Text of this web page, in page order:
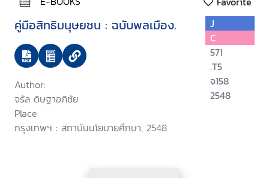
คู่มือสิทธิมนุษยชน : ฉบับพลเมือง.
Author:
จรัล ดิษฐาอภิชัย
Place:
กรุงเทพฯ : สถาบันนโยบายศึกษา, 2548.
J
C
571
.T5
จ158
2548